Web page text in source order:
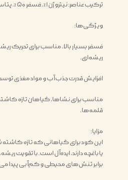
ترکیب عناصر: نیتروژن ۱٪، فسفر ۵۰٪، پتاسیم ۱۰٪
ویژگی‌ها:
فسفر بسیار بالا، مناسب برای تحریک
ریشه‌ای.
افزایش قدرت جذب آب و مواد مغذی
مناسب برای نشاها، گیاهان تازه
قلمه‌ها.
مزایا:
این کود برای گیاهانی که تازه کاشته
یا باغچه دارند، ایده‌آل است. با تقویت
برابر تنش‌های محیطی و کم‌آبی پیدا